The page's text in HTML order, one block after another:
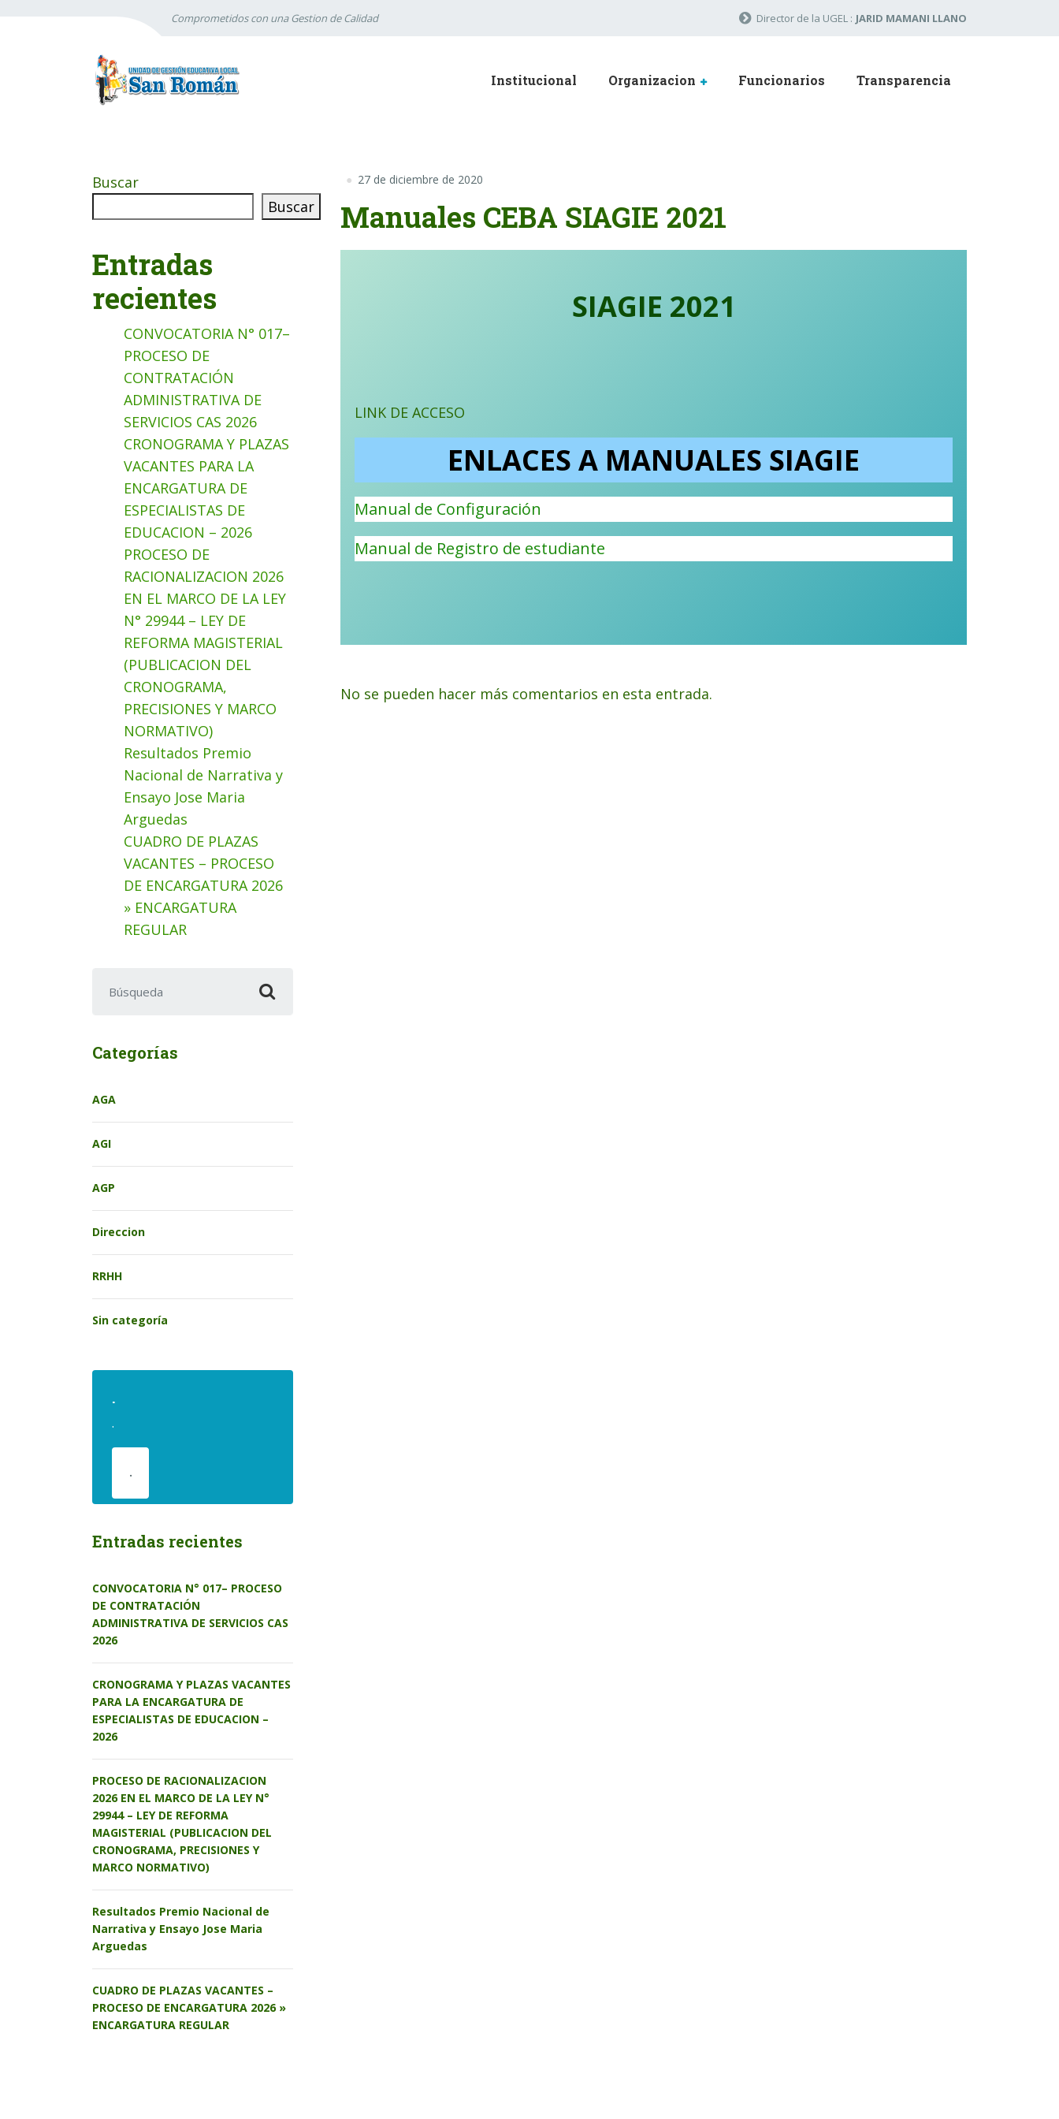
Comprometidos con una Gestion de Calidad Director de la UGEL : JARID MAMANI LLANO
Institucional Organizacion Funcionarios Transparencia
27 de diciembre de 2020
Manuales CEBA SIAGIE 2021
SIAGIE 2021
LINK DE ACCESO
ENLACES A MANUALES SIAGIE
Manual de Configuración
Manual de Registro de estudiante
No se pueden hacer más comentarios en esta entrada.
Buscar
Buscar
Entradas
recientes
CONVOCATORIA N° 017–
PROCESO DE
CONTRATACIÓN
ADMINISTRATIVA DE
SERVICIOS CAS 2026
CRONOGRAMA Y PLAZAS
VACANTES PARA LA
ENCARGATURA DE
ESPECIALISTAS DE
EDUCACION – 2026
PROCESO DE
RACIONALIZACION 2026
EN EL MARCO DE LA LEY
N° 29944 – LEY DE
REFORMA MAGISTERIAL
(PUBLICACION DEL
CRONOGRAMA,
PRECISIONES Y MARCO
NORMATIVO)
Resultados Premio
Nacional de Narrativa y
Ensayo Jose Maria
Arguedas
CUADRO DE PLAZAS
VACANTES – PROCESO
DE ENCARGATURA 2026
» ENCARGATURA
REGULAR
Categorías
AGA
AGI
AGP
Direccion
RRHH
Sin categoría
.
.
.
Entradas recientes
CONVOCATORIA N° 017– PROCESO
DE CONTRATACIÓN
ADMINISTRATIVA DE SERVICIOS CAS
2026
CRONOGRAMA Y PLAZAS VACANTES
PARA LA ENCARGATURA DE
ESPECIALISTAS DE EDUCACION –
2026
PROCESO DE RACIONALIZACION
2026 EN EL MARCO DE LA LEY N°
29944 – LEY DE REFORMA
MAGISTERIAL (PUBLICACION DEL
CRONOGRAMA, PRECISIONES Y
MARCO NORMATIVO)
Resultados Premio Nacional de
Narrativa y Ensayo Jose Maria
Arguedas
CUADRO DE PLAZAS VACANTES –
PROCESO DE ENCARGATURA 2026 »
ENCARGATURA REGULAR